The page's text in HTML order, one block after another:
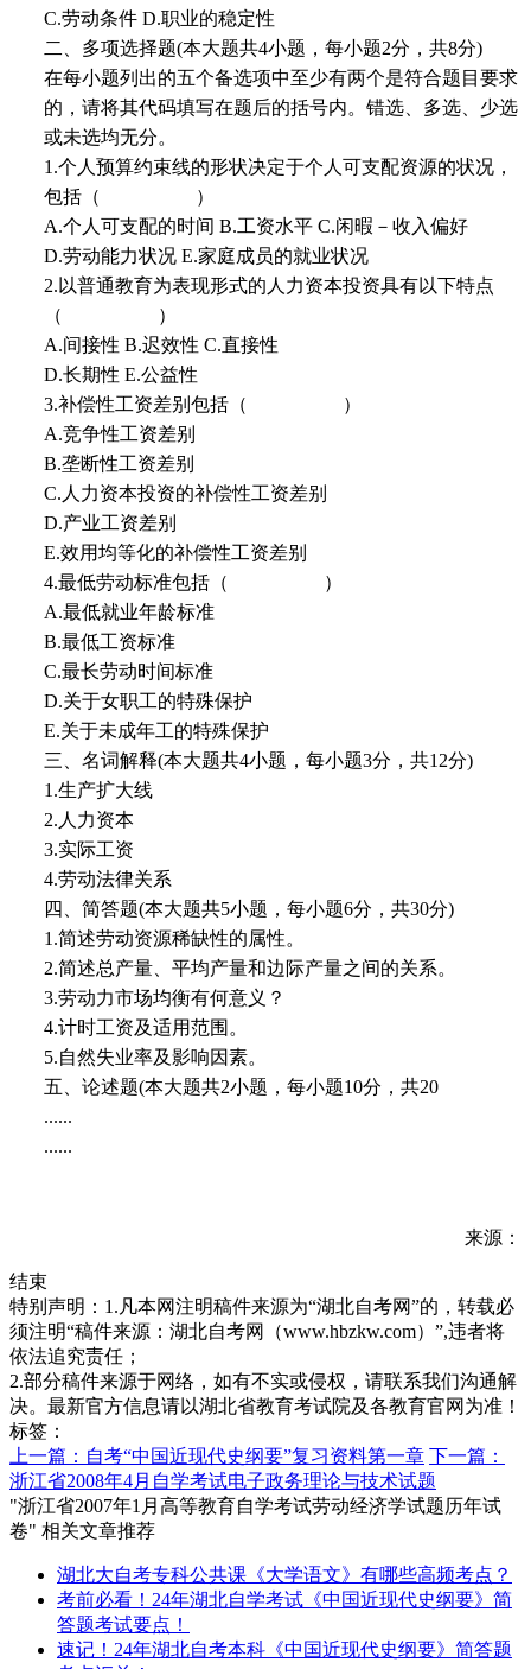
C.劳动条件 D.职业的稳定性
二、多项选择题(本大题共4小题，每小题2分，共8分)
在每小题列出的五个备选项中至少有两个是符合题目要求
的，请将其代码填写在题后的括号内。错选、多选、少选
或未选均无分。
1.个人预算约束线的形状决定于个人可支配资源的状况，
包括（ ）
A.个人可支配的时间 B.工资水平 C.闲暇－收入偏好
D.劳动能力状况 E.家庭成员的就业状况
2.以普通教育为表现形式的人力资本投资具有以下特点
（ ）
A.间接性 B.迟效性 C.直接性
D.长期性 E.公益性
3.补偿性工资差别包括（ ）
A.竞争性工资差别
B.垄断性工资差别
C.人力资本投资的补偿性工资差别
D.产业工资差别
E.效用均等化的补偿性工资差别
4.最低劳动标准包括（ ）
A.最低就业年龄标准
B.最低工资标准
C.最长劳动时间标准
D.关于女职工的特殊保护
E.关于未成年工的特殊保护
三、名词解释(本大题共4小题，每小题3分，共12分)
1.生产扩大线
2.人力资本
3.实际工资
4.劳动法律关系
四、简答题(本大题共5小题，每小题6分，共30分)
1.简述劳动资源稀缺性的属性。
2.简述总产量、平均产量和边际产量之间的关系。
3.劳动力市场均衡有何意义？
4.计时工资及适用范围。
5.自然失业率及影响因素。
五、论述题(本大题共2小题，每小题10分，共20
......
......
来源：
结束
特别声明：1.凡本网注明稿件来源为“湖北自考网”的，转载必
须注明“稿件来源：湖北自考网（www.hbzkw.com）”,违者将
依法追究责任；
2.部分稿件来源于网络，如有不实或侵权，请联系我们沟通解
决。最新官方信息请以湖北省教育考试院及各教育官网为准！
标签：
上一篇：自考“中国近现代史纲要”复习资料第一章 下一篇：
浙江省2008年4月自学考试电子政务理论与技术试题
"浙江省2007年1月高等教育自学考试劳动经济学试题历年试
卷" 相关文章推荐
湖北大自考专科公共课《大学语文》有哪些高频考点？
考前必看！24年湖北自学考试《中国近现代史纲要》简
答题考试要点！
速记！24年湖北自考本科《中国近现代史纲要》简答题